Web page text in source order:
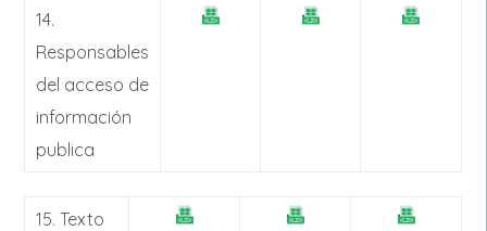
14.
Responsables
del acceso de
información
publica
15. Texto